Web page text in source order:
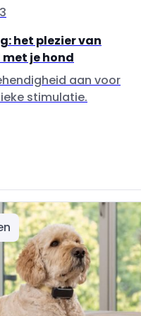
het plezier van
je hond
aan voor
stimulatie.